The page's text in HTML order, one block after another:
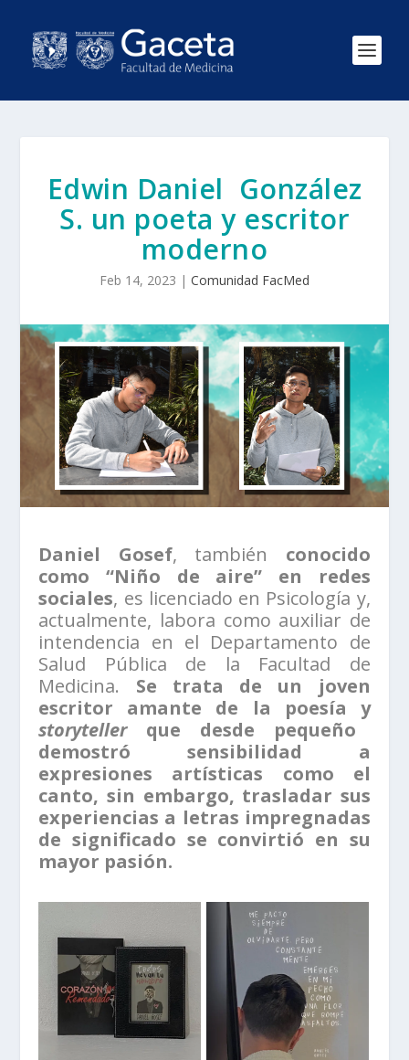
Edwin Daniel González
S. un poeta y escritor
moderno
Feb 14, 2023 | Comunidad FacMed
Daniel Gosef, también conocido
como “Niño de aire” en redes
sociales, es licenciado en Psicología y,
actualmente, labora como auxiliar de
intendencia en el Departamento de
Salud Pública de la Facultad de
Medicina. Se trata de un joven
escritor amante de la poesía y
storytellerque desde pequeño
demostró sensibilidad a
expresiones artísticas como el
canto, sin embargo, trasladar sus
experiencias a letras impregnadas
de significado se convirtió en su
mayor pasión.